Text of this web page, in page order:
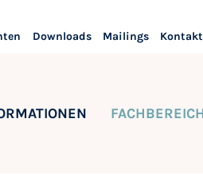
Downloads Mailings Kontakt